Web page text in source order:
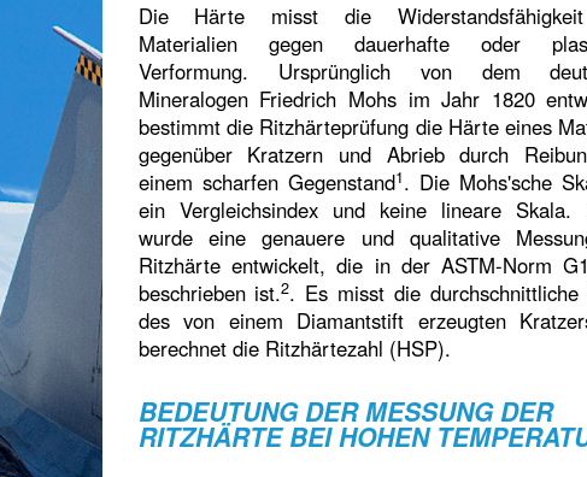
Die Härte misst die
Materialien gegen dauerhafte oder
Verformung. Ursprünglich von dem
Mineralogen Friedrich Mohs im Jahr 1820
bestimmt die Ritzhärteprüfung die Härte eines
gegenüber Kratzern und Abrieb durch
einem scharfen Gegenstand1. Die Mohs'sche
ein Vergleichsindex und keine lineare Skala.
wurde eine genauere und qualitative
Ritzhärte entwickelt, die in der ASTM-Norm
beschrieben ist.2. Es misst die durchschnittliche
des von einem Diamantstift erzeugten
berechnet die Ritzhärtezahl (HSP).
BEDEUTUNG DER MESSUNG DER
RITZHÄRTE BEI HOHEN